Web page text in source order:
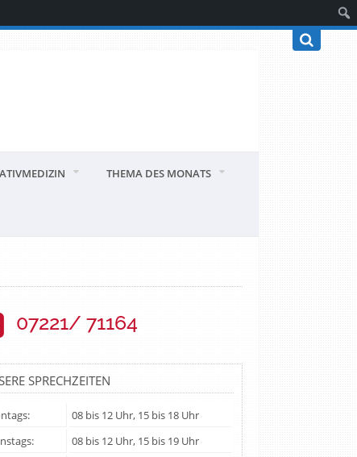
THEMA DES MONATS
07221/ 71164
SPRECHZEITEN
08 bis 12 Uhr, 15 bis 18 Uhr
08 bis 12 Uhr, 15 bis 19 Uhr